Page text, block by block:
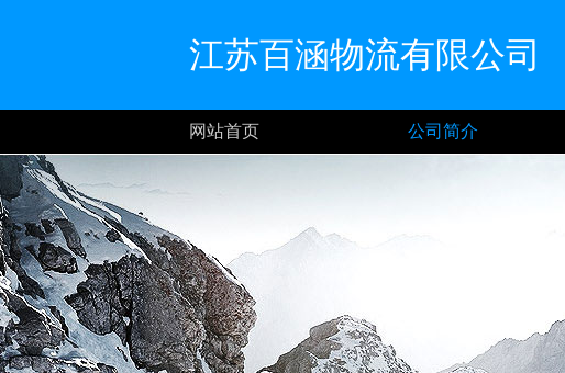
江苏百涵物流有限公司
网站首页 公司简介